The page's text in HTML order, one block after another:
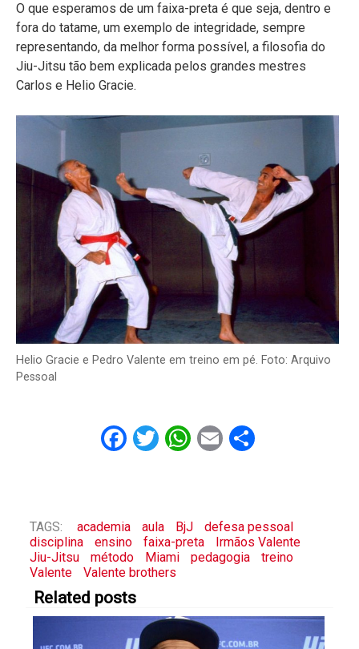
O que esperamos de um faixa-preta é que seja, dentro e
fora do tatame, um exemplo de integridade, sempre
representando, da melhor forma possível, a filosofia do
Jiu-Jitsu tão bem explicada pelos grandes mestres
Carlos e Helio Gracie.
Helio Gracie e Pedro Valente em treino em pé. Foto: Arquivo
Pessoal
Facebook
Twitter
WhatsApp
EmailShare
TAGS: academia aula BjJ
defesa pessoal
disciplina
ensino faixa-preta
Irmãos Valente
Jiu-Jitsu
método Miami pedagogia
treino
Valente
Valente brothers
Related posts